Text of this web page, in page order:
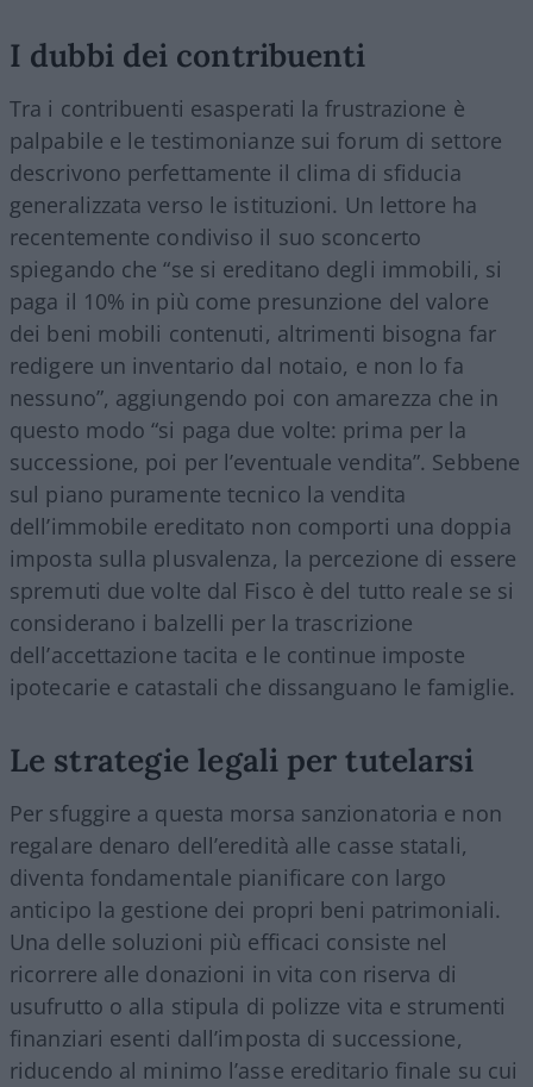
I dubbi dei contribuenti
Tra i contribuenti esasperati la frustrazione è
palpabile e le testimonianze sui forum di settore
descrivono perfettamente il clima di sfiducia
generalizzata verso le istituzioni. Un lettore ha
recentemente condiviso il suo sconcerto
spiegando che “se si ereditano degli immobili, si
paga il 10% in più come presunzione del valore
dei beni mobili contenuti, altrimenti bisogna far
redigere un inventario dal notaio, e non lo fa
nessuno”, aggiungendo poi con amarezza che in
questo modo “si paga due volte: prima per la
successione, poi per l’eventuale vendita”. Sebbene
sul piano puramente tecnico la vendita
dell’immobile ereditato non comporti una doppia
imposta sulla plusvalenza, la percezione di essere
spremuti due volte dal Fisco è del tutto reale se si
considerano i balzelli per la trascrizione
dell’accettazione tacita e le continue imposte
ipotecarie e catastali che dissanguano le famiglie.
Le strategie legali per tutelarsi
Per sfuggire a questa morsa sanzionatoria e non
regalare denaro dell’eredità alle casse statali,
diventa fondamentale pianificare con largo
anticipo la gestione dei propri beni patrimoniali.
Una delle soluzioni più efficaci consiste nel
ricorrere alle donazioni in vita con riserva di
usufrutto o alla stipula di polizze vita e strumenti
finanziari esenti dall’imposta di successione,
riducendo al minimo l’asse ereditario finale su cui